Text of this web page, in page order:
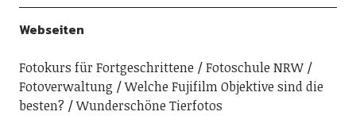
Webseiten
Fotokurs für Fortgeschrittene
Fotoschule NRW
Fotoverwaltung
Welche Fujifilm Objektive sind die
besten?
Wunderschöne Tierfotos